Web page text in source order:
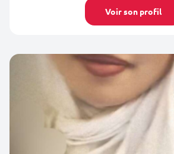
Voir son profil